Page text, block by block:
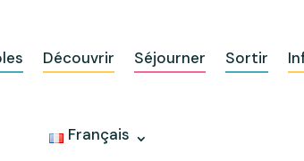
Découvrir Séjourner Sortir
Français